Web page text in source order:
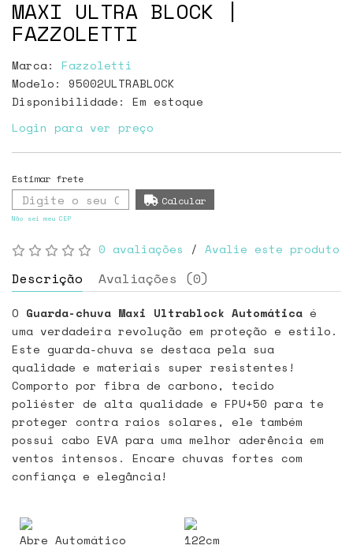
MAXI ULTRA BLOCK |
FAZZOLETTI
Marca: Fazzoletti
Modelo: 95002ULTRABLOCK
Disponibilidade: Em estoque
Login para ver preço
Não sei meu CEP
0 avaliações / Avalie este produto
Descrição Avaliações (0)
O Guarda-chuva Maxi Ultrablock Automática é
uma verdadeira revolução em proteção e estilo.
Este guarda-chuva se destaca pela sua
qualidade e materiais super resistentes!
Comporto por fibra de carbono, tecido
poliéster de alta qualidade e FPU+50 para te
proteger contra raios solares, ele também
possui cabo EVA para uma melhor aderência em
ventos intensos. Encare chuvas fortes com
confiança e elegância!
Abre Automático
122cm